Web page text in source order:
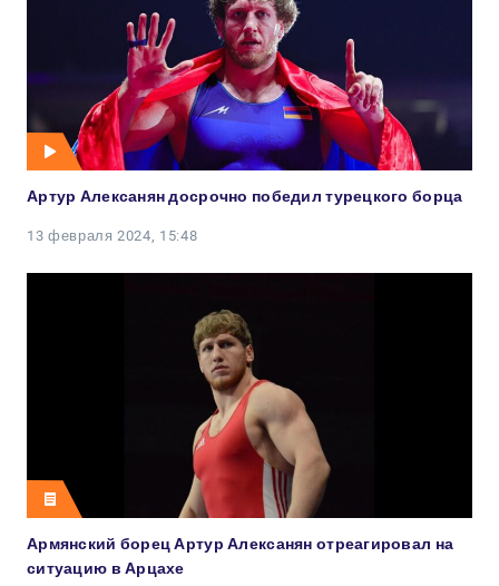
Артур Алексанян досрочно победил турецкого борца
13 февраля 2024, 15:48
Армянский борец Артур Алексанян отреагировал на
ситуацию в Арцахе